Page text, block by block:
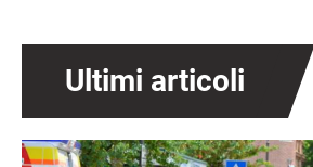
Ultimi articoli
Immagine